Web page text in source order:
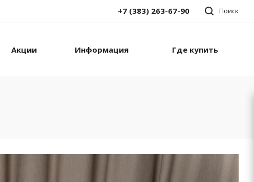
Поиск
+7 (383) 263-67-90
Акции Информация Где купить